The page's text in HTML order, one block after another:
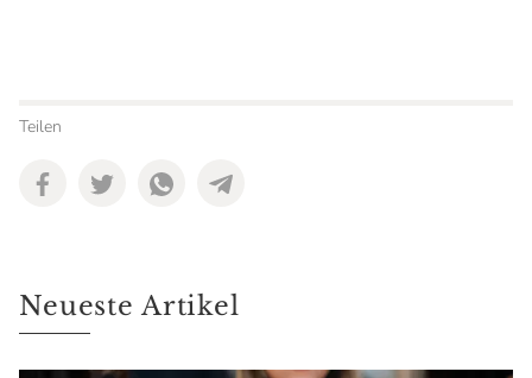
Teilen
Neueste Artikel